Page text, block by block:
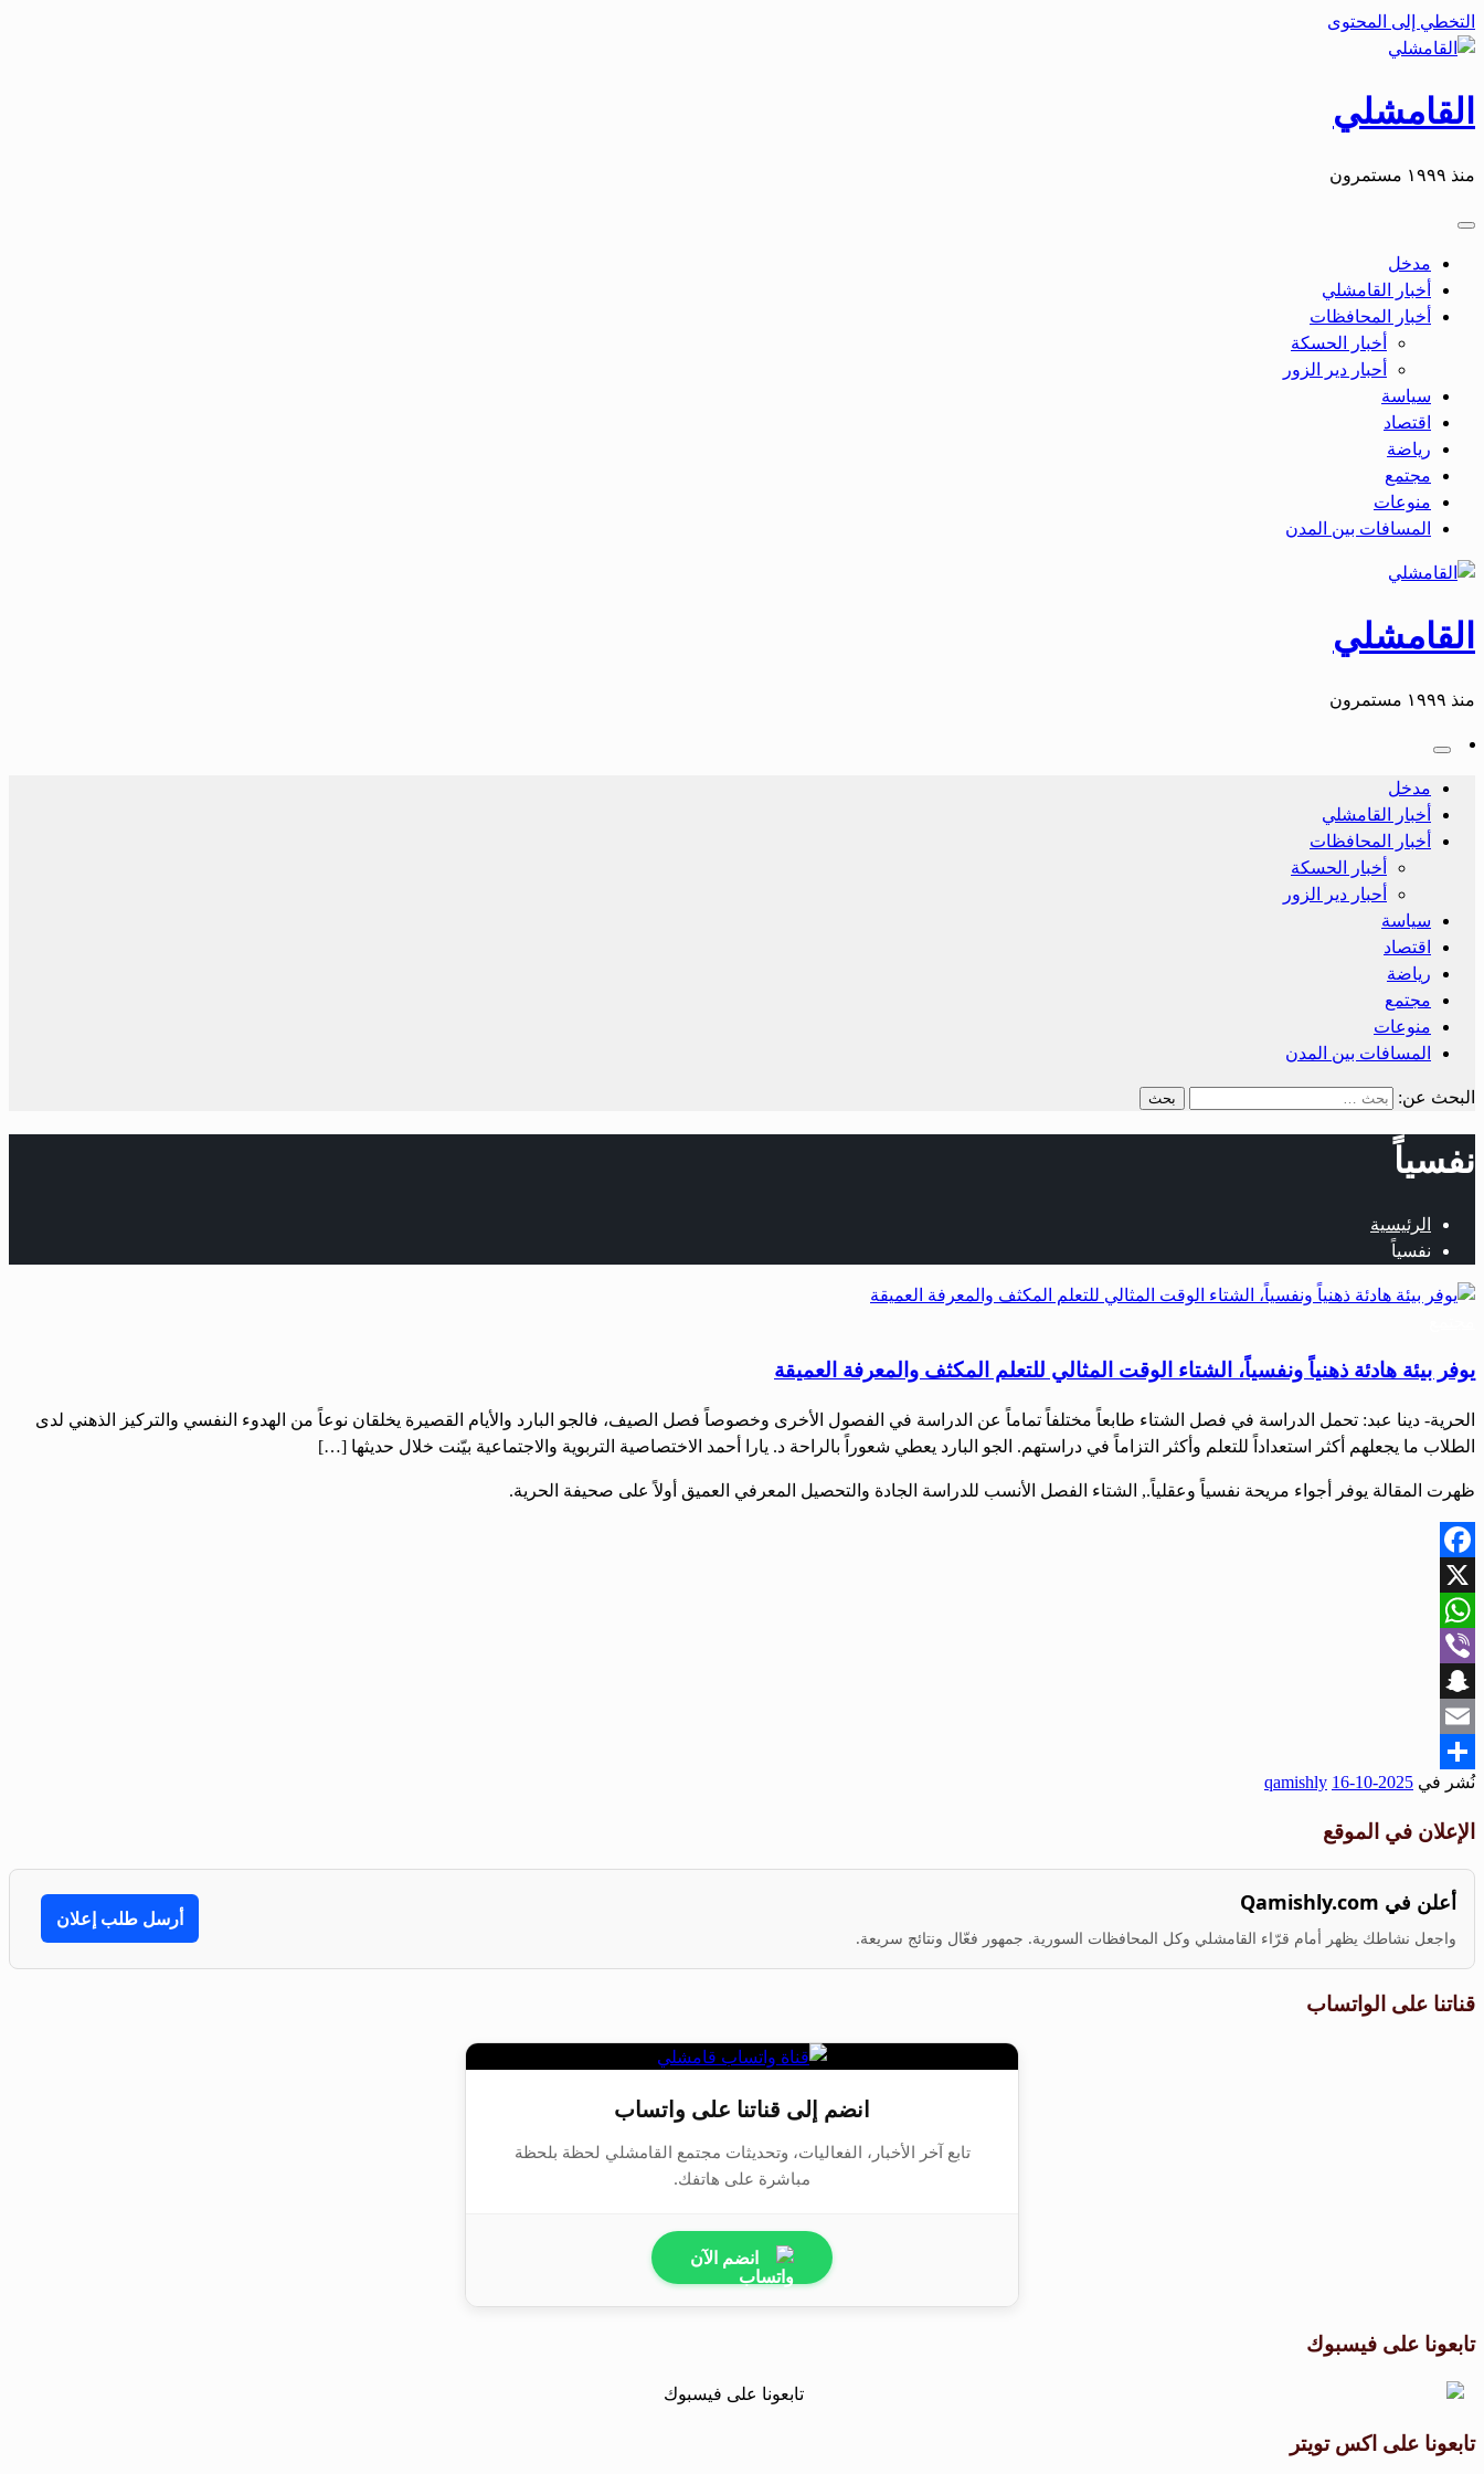
التخطي إلى المحتوى
القامشلي
منذ ١٩٩٩ مستمرون
مدخل
أخبار القامشلي
أخبار المحافظات
أخبار الحسكة
أحبار دير الزور
سياسة
اقتصاد
رياضة
مجتمع
منوعات
المسافات بين المدن
القامشلي
منذ ١٩٩٩ مستمرون
مدخل
أخبار القامشلي
أخبار المحافظات
أخبار الحسكة
أحبار دير الزور
سياسة
اقتصاد
رياضة
مجتمع
منوعات
المسافات بين المدن
البحث عن:
نفسياً
الرئيسية
نفسياً
يوفر بيئة هادئة ذهنياً ونفسياً، الشتاء الوقت المثالي للتعلم المكثف والمعرفة العميقة
الحرية- دينا عبد: تحمل الدراسة في فصل الشتاء طابعاً مختلفاً تماماً عن الدراسة في الفصول الأخرى وخصوصاً فصل الصيف، فالجو البارد والأيام القصيرة يخلقان نوعاً من الهدوء النفسي والتركيز الذهني لدى
الطلاب ما يجعلهم أكثر استعداداً للتعلم وأكثر التزاماً في دراستهم. الجو البارد يعطي شعوراً بالراحة د. يارا أحمد الاختصاصية التربوية والاجتماعية بيّنت خلال حديثها […]
ظهرت المقالة يوفر أجواء مريحة نفسياً وعقلياً., الشتاء الفصل الأنسب للدراسة الجادة والتحصيل المعرفي العميق أولاً على صحيفة الحرية.
Facebook
X
WhatsApp
Viber
Snapchat
Email
Share
نُشر في 2025-10-16
qamishly
الإعلان في الموقع
أعلن في Qamishly.com
واجعل نشاطك يظهر أمام قرّاء القامشلي وكل المحافظات السورية. جمهور فعّال ونتائج سريعة.
أرسل طلب إعلان
قناتنا على الواتساب
انضم إلى قناتنا على واتساب
تابع آخر الأخبار، الفعاليات، وتحديثات مجتمع القامشلي لحظة بلحظة
مباشرة على هاتفك.
انضم الآن
تابعونا على فيسبوك
تابعونا على اكس تويتر